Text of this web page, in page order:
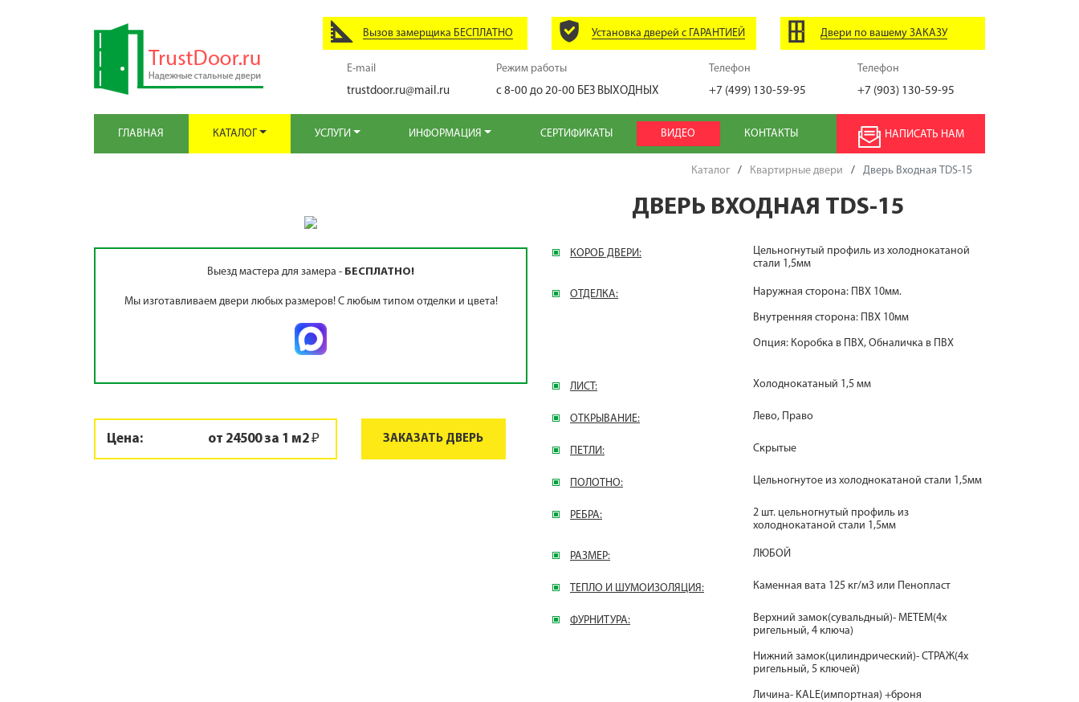
Вызов замерщика БЕСПЛАТНО Установка дверей с ГАРАНТИЕЙ Двери по вашему ЗАКАЗУ
E-mail
trustdoor.ru@mail.ru
Режим работы
с 8-00 до 20-00 БЕЗ ВЫХОДНЫХ
Телефон
+7 (499) 130-59-95
Телефон
+7 (903) 130-59-95
ГЛАВНАЯ КАТАЛОГ УСЛУГИ ИНФОРМАЦИЯ СЕРТИФИКАТЫ ВИДЕО КОНТАКТЫ НАПИСАТЬ НАМ
Каталог / Квартирные двери / Дверь Входная TDS-15
Выезд мастера для замера - БЕСПЛАТНО!
Мы изготавливаем двери любых размеров! С любым типом отделки и цвета!
Цена: от 24500 за 1 м2 ₽ ЗАКАЗАТЬ ДВЕРЬ
ДВЕРЬ ВХОДНАЯ TDS-15
КОРОБ ДВЕРИ:
Цельногнутый профиль из холоднокатаной
стали 1,5мм
ОТДЕЛКА: Наружная сторона: ПВХ 10мм.
Внутренняя сторона: ПВХ 10мм
Опция: Коробка в ПВХ, Обналичка в ПВХ
ЛИСТ: Холоднокатаный 1,5 мм
ОТКРЫВАНИЕ: Лево, Право
ПЕТЛИ: Скрытые
ПОЛОТНО: Цельногнутое из холоднокатаной стали 1,5мм
РЕБРА:
2 шт. цельногнутый профиль из
холоднокатаной стали 1,5мм
РАЗМЕР: ЛЮБОЙ
ТЕПЛО И ШУМОИЗОЛЯЦИЯ: Каменная вата 125 кг/м3 или Пенопласт
ФУРНИТУРА:
Верхний замок(сувальдный)- МЕТЕМ(4х
ригельный, 4 ключа)
Нижний замок(цилиндрический)- СТРАЖ(4х
ригельный, 5 ключей)
Личина- KALE(импортная) +броня